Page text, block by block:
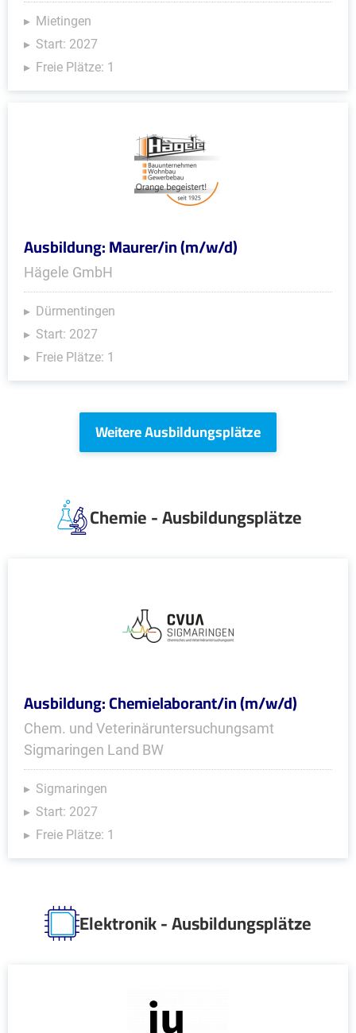
Mietingen
Start: 2027
Freie Plätze: 1
Ausbildung: Maurer/in (m/w/d)
Hägele GmbH
Dürmentingen
Start: 2027
Freie Plätze: 1
Weitere Ausbildungsplätze
Chemie - Ausbildungsplätze
Ausbildung: Chemielaborant/in (m/w/d)
Chem. und Veterinäruntersuchungsamt
Sigmaringen Land BW
Sigmaringen
Start: 2027
Freie Plätze: 1
Elektronik - Ausbildungsplätze